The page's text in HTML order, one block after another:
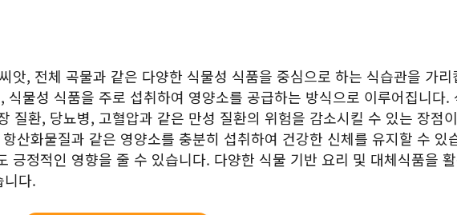
앗, 전체 곡물과 같은 다양한 식물성 식품을 중심으로 하는 식습관을 가리
물성 식품을 주로 섭취하여 영양소를 공급하는 방식으로 이루어집니다.
질환, 당뇨병, 고혈압과 같은 만성 질환의 위험을 감소시킬 수 있는 장점
산화물질과 같은 영양소를 충분히 섭취하여 건강한 신체를 유지할 수 있
긍정적인 영향을 줄 수 있습니다. 다양한 식물 기반 요리 및 대체식품을
니다.